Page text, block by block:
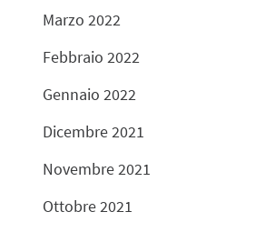
Marzo 2022
Febbraio 2022
Gennaio 2022
Dicembre 2021
Novembre 2021
Ottobre 2021